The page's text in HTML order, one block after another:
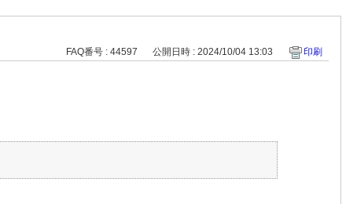
FAQ番号 : 44597 公開日時 : 2024/10/04 13:03 印刷